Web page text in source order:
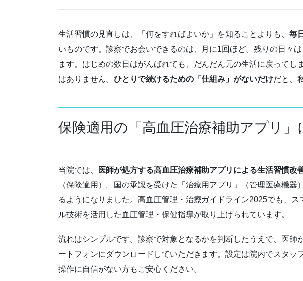
生活習慣の見直しは、「何をすればよいか」を知ることよりも、 毎
いものです。診察でお会いできるのは、月に1回ほど。残りの日々
ます。はじめの数日はがんばれても、だんだん元の生活に戻って
はありません。 ひとりで続けるための「仕組み」がないだけだと、
保険適用の「高血圧治療補助アプリ
当院では、 医師が処方する高血圧治療補助アプリによる生活習慣改
（保険適用）。国の承認を受けた「治療用アプリ」（管理医療機器
るようになりました。高血圧管理・治療ガイドライン2025でも、ス
ル技術を活用した血圧管理・保健指導が取り上げられています。
流れはシンプルです。診察で対象となるかを判断したうえで、医師
ートフォンにダウンロードしていただきます。設定は院内でスタッ
操作に自信がない方もご安心ください。